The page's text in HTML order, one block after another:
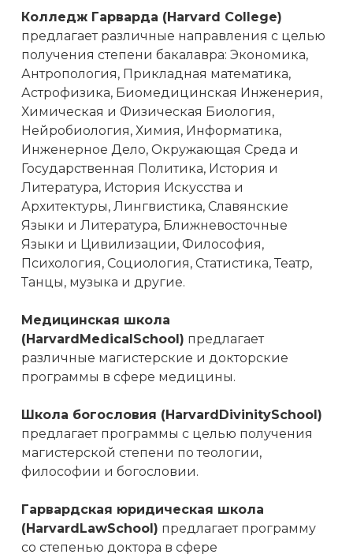
Колледж Гарварда (Harvard College)
предлагает различные направления с целью
получения степени бакалавра: Экономика,
Антропология, Прикладная математика,
Астрофизика, Биомедицинская Инженерия,
Химическая и Физическая Биология,
Нейробиология, Химия, Информатика,
Инженерное Дело, Окружающая Среда и
Государственная Политика, История и
Литература, История Искусства и
Архитектуры, Лингвистика, Славянские
Языки и Литература, Ближневосточные
Языки и Цивилизации, Философия,
Психология, Социология, Статистика, Театр,
Танцы, музыка и другие.
Медицинская школа
(HarvardMedicalSchool) предлагает
различные магистерские и докторские
программы в сфере медицины.
Школа богословия (HarvardDivinitySchool)
предлагает программы с целью получения
магистерской степени по теологии,
философии и богословии.
Гарвардская юридическая школа
(HarvardLawSchool) предлагает программу
со степенью доктора в сфере